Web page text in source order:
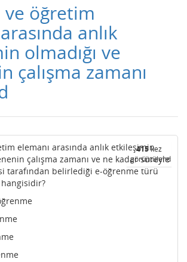
ve öğretim
anlık
olmadığı ve
çalışma zamanı
415kez
görüntülendi
elemanı arasında anlık etkileşimin
çalışma zamanı ve ne kadar süreyle
tarafından belirlediği e-öğrenme türü